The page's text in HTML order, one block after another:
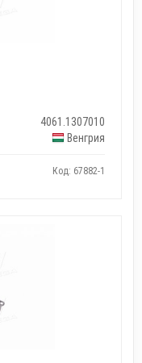
4061.1307010
Венгрия
Код: 67882-1